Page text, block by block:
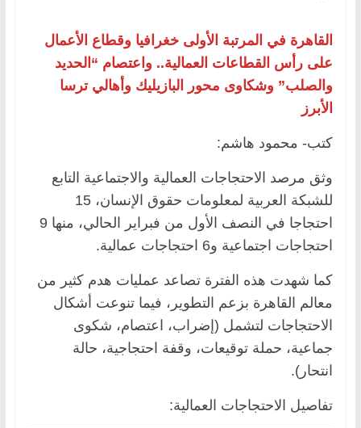
القاهرة في المرتبة الأولى خغرافيا وقطاع الأعمال
على رأس القطاعات العمالية.. واعتصام “الحديد
والصلب” وشكاوى محور البازيليك وأهالي ترسا
الأبرز
كتب- محمود هاشم:
وثق مرصد الاحتجاجات العمالية والاجتماعية التابع
للشبكة العربية لمعلومات حقوق الإنسان، 15
احتجاجا في النصف الأول من فبراير الحالي، منها 9
احتجاجات اجتماعية و6 احتجاجات عمالية.
كما شهدت هذه الفترة تصاعد عمليات هدم كثير من
معالم القاهرة بزعم التطوير، فيما تنوعت أشكال
الاحتجاجات لتشمل (إضراب، اعتصام، شكوى
جماعية، حملة توقيعات، وقفة احتجاجية، حالة
انتحار).
تفاصيل الاحتجاجات العمالية: